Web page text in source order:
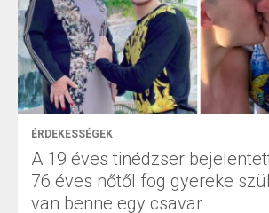
ÉRDEKESSÉGEK
A 19 éves tinédzser
76 éves nőtől fog gyereke
van benne egy csavar